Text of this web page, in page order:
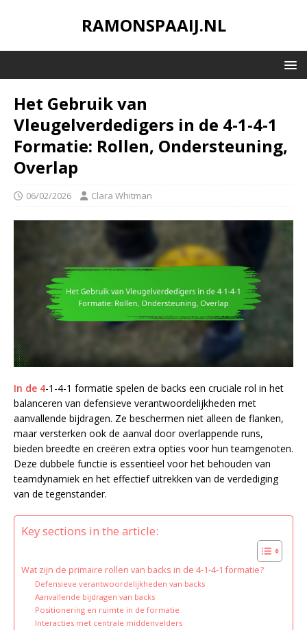
RAMONSPAAIJ.NL
Het Gebruik van
Vleugelverdedigers in de 4-1-4-1
Formatie: Rollen, Ondersteuning,
Overlap
06/02/2026 Clara Whitman
In de 4-1-4-1 formatie spelen de backs een cruciale rol in het
balanceren van defensieve verantwoordelijkheden met
aanvallende bijdragen. Ze beschermen niet alleen de flanken,
maar versterken ook de aanval door overlappende runs,
bieden breedte en creëren extra opties voor hun teamgenoten.
Deze dubbele functie is essentieel voor het behouden van
teamdynamiek en het effectief uitrekken van de verdediging
van de tegenstander.
Key sections in the article:
Wat zijn de primaire rollen van backs in de 4-1-4-1 formatie?
Defensieve verantwoordelijkheden van backs
Aanvallende bijdragen van backs
Positionering en ruimte in de formatie
Interacties met centrale middenvelders